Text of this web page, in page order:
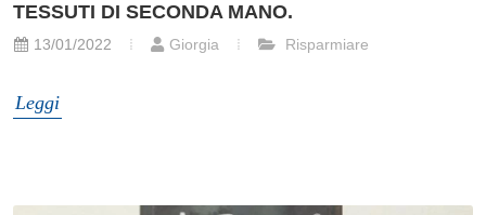
TESSUTI DI SECONDA MANO.
13/01/2022 Giorgia Risparmiare
Leggi